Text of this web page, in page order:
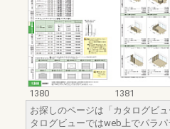
1380
1381
お探しのページは「カタログビ
タログビューではweb上でパラ